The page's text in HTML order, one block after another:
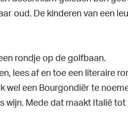
oud. De kinderen van een
rondje op de golfbaan.
lees af en toe een literaire
wel een Bourgondiër te
wijn. Mede dat maakt Italië tot